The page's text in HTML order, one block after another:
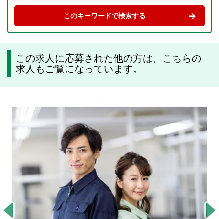
この求人に応募された他の方は、こちらの
求人もご覧になっています。